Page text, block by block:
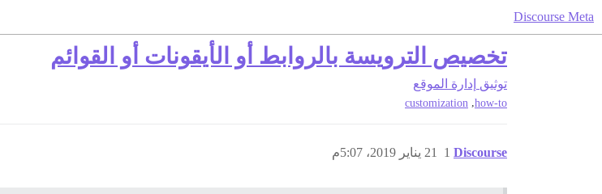
Discourse Meta
تخصيص الترويسة بالروابط أو الأيقونات أو القوائم
توثيق إدارة الموقع
how-to
,
customization
Discourse 21 يناير 2019، 5:07م 1